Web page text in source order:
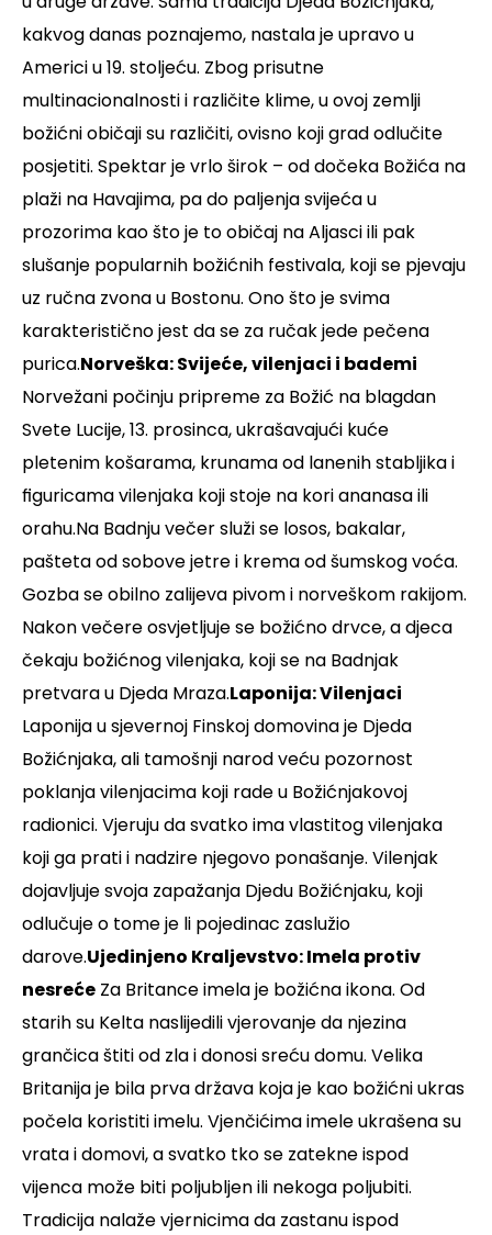
kakvog danas poznajemo, nastala je upravo u
Americi u 19. stoljeću. Zbog prisutne
multinacionalnosti i različite klime, u ovoj zemlji
božićni običaji su različiti, ovisno koji grad odlučite
posjetiti. Spektar je vrlo širok – od dočeka Božića na
plaži na Havajima, pa do paljenja svijeća u
prozorima kao što je to običaj na Aljasci ili pak
slušanje popularnih božićnih festivala, koji se pjevaju
uz ručna zvona u Bostonu. Ono što je svima
karakteristično jest da se za ručak jede pečena
purica.Norveška: Svijeće, vilenjaci i bademi
Norvežani počinju pripreme za Božić na blagdan
Svete Lucije, 13. prosinca, ukrašavajući kuće
pletenim košarama, krunama od lanenih stabljika i
figuricama vilenjaka koji stoje na kori ananasa ili
orahu.Na Badnju večer služi se losos, bakalar,
pašteta od sobove jetre i krema od šumskog voća.
Gozba se obilno zalijeva pivom i norveškom rakijom.
Nakon večere osvjetljuje se božićno drvce, a djeca
čekaju božićnog vilenjaka, koji se na Badnjak
pretvara u Djeda Mraza.Laponija: Vilenjaci
Laponija u sjevernoj Finskoj domovina je Djeda
Božićnjaka, ali tamošnji narod veću pozornost
poklanja vilenjacima koji rade u Božićnjakovoj
radionici. Vjeruju da svatko ima vlastitog vilenjaka
koji ga prati i nadzire njegovo ponašanje. Vilenjak
dojavljuje svoja zapažanja Djedu Božićnjaku, koji
odlučuje o tome je li pojedinac zaslužio
darove.Ujedinjeno Kraljevstvo: Imela protiv
nesreće Za Britance imela je božićna ikona. Od
starih su Kelta naslijedili vjerovanje da njezina
grančica štiti od zla i donosi sreću domu. Velika
Britanija je bila prva država koja je kao božićni ukras
počela koristiti imelu. Vjenčićima imele ukrašena su
vrata i domovi, a svatko tko se zatekne ispod
vijenca može biti poljubljen ili nekoga poljubiti.
Tradicija nalaže vjernicima da zastanu ispod